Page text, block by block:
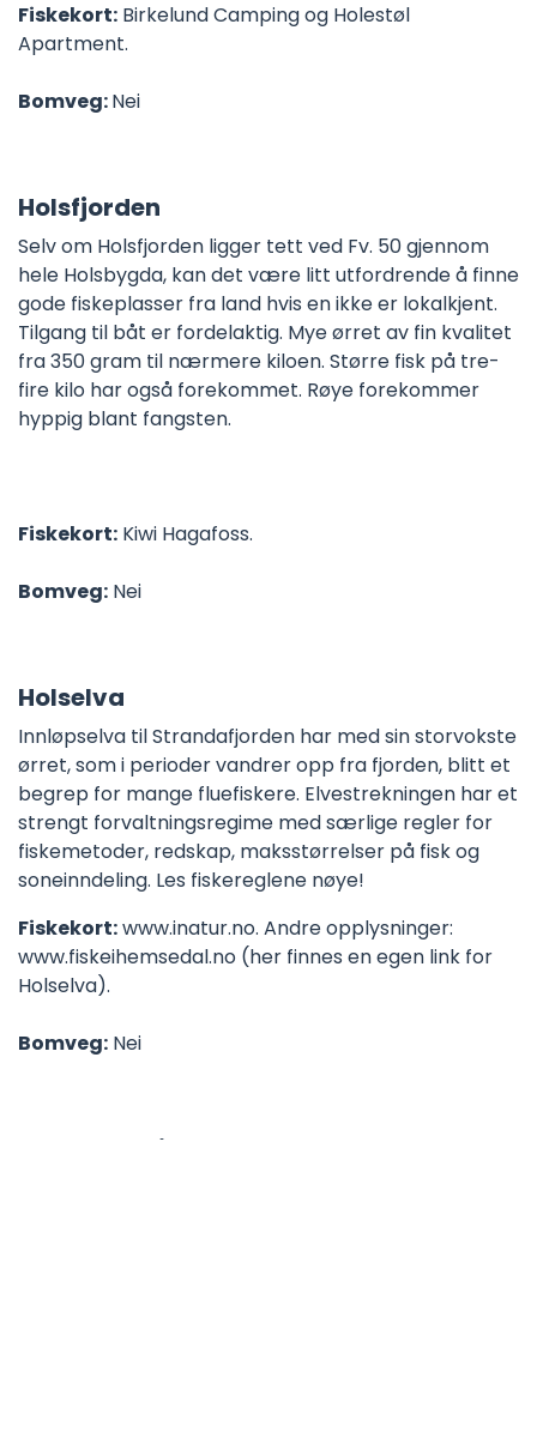
Fiskekort: Birkelund Camping og Holestøl
Apartment.
Bomveg:Nei
Holsfjorden
Selv om Holsfjorden ligger tett ved Fv. 50 gjennom
hele Holsbygda, kan det være litt utfordrende å finne
gode fiskeplasser fra land hvis en ikke er lokalkjent.
Tilgang til båt er fordelaktig. Mye ørret av fin kvalitet
fra 350 gram til nærmere kiloen. Større fisk på tre-
fire kilo har også forekommet. Røye forekommer
hyppig blant fangsten.
Fiskekort: Kiwi Hagafoss.
Bomveg: Nei
Holselva
Innløpselva til Strandafjorden har med sin storvokste
ørret, som i perioder vandrer opp fra fjorden, blitt et
begrep for mange fluefiskere. Elvestrekningen har et
strengt forvaltningsregime med særlige regler for
fiskemetoder, redskap, maksstørrelser på fisk og
soneinndeling. Les fiskereglene nøye!
Fiskekort:www.inatur.no. Andre opplysninger:
www.fiskeihemsedal.no (her finnes en egen link for
Holselva).
Bomveg: Nei
Tuva Sameige